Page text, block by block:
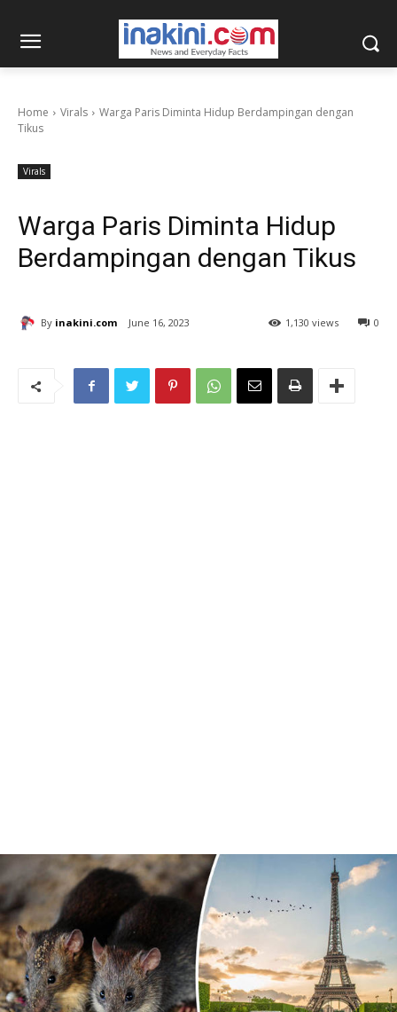
Home Virals
Warga Paris Diminta Hidup Berdampingan dengan
Tikus
Virals
Warga Paris Diminta Hidup
Berdampingan dengan Tikus
By inakini.com June 16, 2023 0
1,130 views